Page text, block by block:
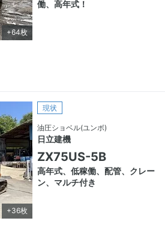
+64枚
働、高年式！
+36枚
現状
油圧ショベル(ユンボ)
日立建機
ZX75US-5B
高年式、低稼働、配管、クレー
ン、マルチ付き